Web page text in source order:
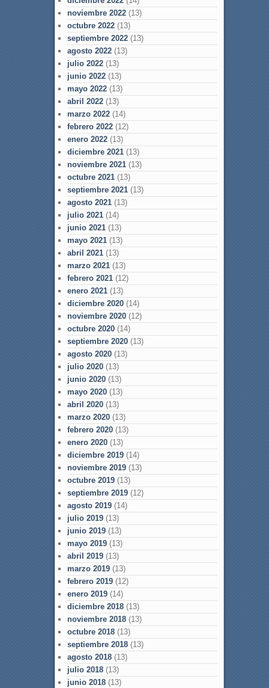
noviembre 2022(13)
octubre 2022(13)
septiembre 2022(13)
agosto 2022(13)
julio 2022(13)
junio 2022(13)
mayo 2022(13)
abril 2022(13)
marzo 2022(14)
febrero 2022(12)
enero 2022(13)
diciembre 2021(13)
noviembre 2021(13)
octubre 2021(13)
septiembre 2021(13)
agosto 2021(13)
julio 2021(14)
junio 2021(13)
mayo 2021(13)
abril 2021(13)
marzo 2021(13)
febrero 2021(12)
enero 2021(13)
diciembre 2020(14)
noviembre 2020(12)
octubre 2020(14)
septiembre 2020(13)
agosto 2020(13)
julio 2020(13)
junio 2020(13)
mayo 2020(13)
abril 2020(13)
marzo 2020(13)
febrero 2020(13)
enero 2020(13)
diciembre 2019(14)
noviembre 2019(13)
octubre 2019(13)
septiembre 2019(12)
agosto 2019(14)
julio 2019(13)
junio 2019(13)
mayo 2019(13)
abril 2019(13)
marzo 2019(13)
febrero 2019(12)
enero 2019(14)
diciembre 2018(13)
noviembre 2018(13)
octubre 2018(13)
septiembre 2018(13)
agosto 2018(13)
julio 2018(13)
junio 2018(13)